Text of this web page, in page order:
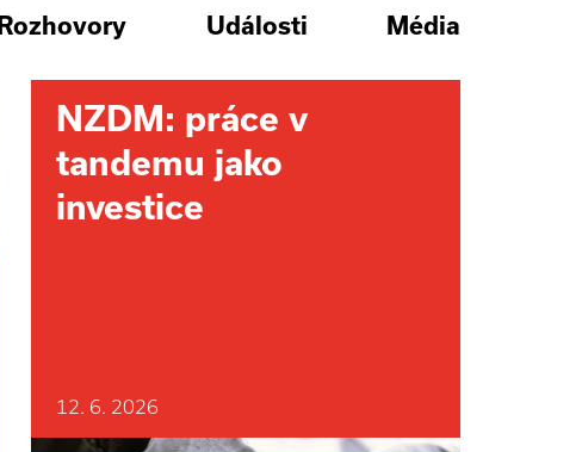
Rozhovory Události Média
NZDM: práce v
tandemu jako
investice
12. 6. 2026